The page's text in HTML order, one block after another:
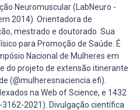
Neuromuscular (LabNeuro -
2014). Orientadora de
mestrado e doutorado. Sua
para Promoção de Saúde. É
Nacional de Mulheres em
do projeto de extensão itinerante
(@mulheresnaciencia.efi).
na Web of Science, e 1432
2021). Divulgação científica